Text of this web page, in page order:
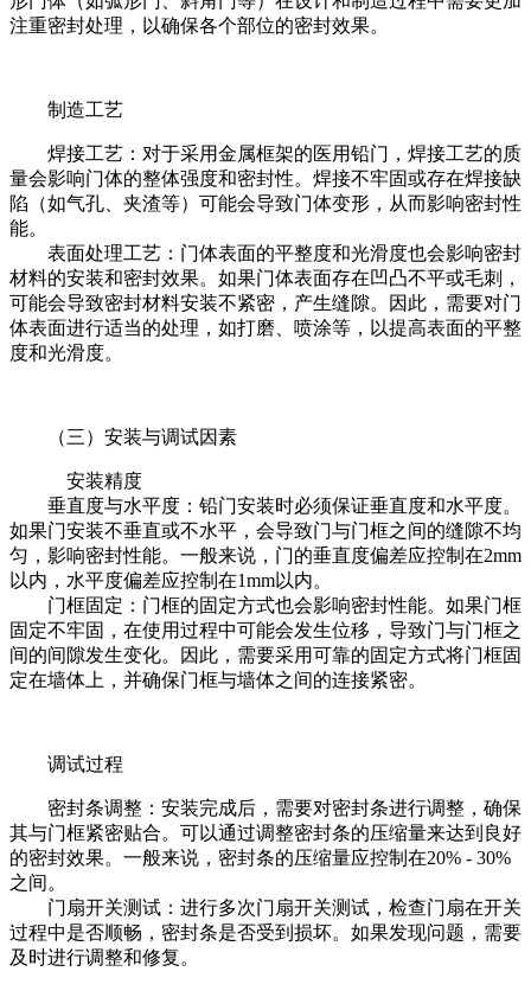
注重密封处理，以确保各个部位的密封效果。
制造工艺
焊接工艺：对于采用金属框架的医用铅门，焊接工艺的质
量会影响门体的整体强度和密封性。焊接不牢固或存在焊接缺
陷（如气孔、夹渣等）可能会导致门体变形，从而影响密封性
能。
表面处理工艺：门体表面的平整度和光滑度也会影响密封
材料的安装和密封效果。如果门体表面存在凹凸不平或毛刺，
可能会导致密封材料安装不紧密，产生缝隙。因此，需要对门
体表面进行适当的处理，如打磨、喷涂等，以提高表面的平整
度和光滑度。
（三）安装与调试因素
安装精度
垂直度与水平度：铅门安装时必须保证垂直度和水平度。
如果门安装不垂直或不水平，会导致门与门框之间的缝隙不均
匀，影响密封性能。一般来说，门的垂直度偏差应控制在2mm
以内，水平度偏差应控制在1mm以内。
门框固定：门框的固定方式也会影响密封性能。如果门框
固定不牢固，在使用过程中可能会发生位移，导致门与门框之
间的间隙发生变化。因此，需要采用可靠的固定方式将门框固
定在墙体上，并确保门框与墙体之间的连接紧密。
调试过程
密封条调整：安装完成后，需要对密封条进行调整，确保
其与门框紧密贴合。可以通过调整密封条的压缩量来达到良好
的密封效果。一般来说，密封条的压缩量应控制在20% - 30%
之间。
门扇开关测试：进行多次门扇开关测试，检查门扇在开关
过程中是否顺畅，密封条是否受到损坏。如果发现问题，需要
及时进行调整和修复。